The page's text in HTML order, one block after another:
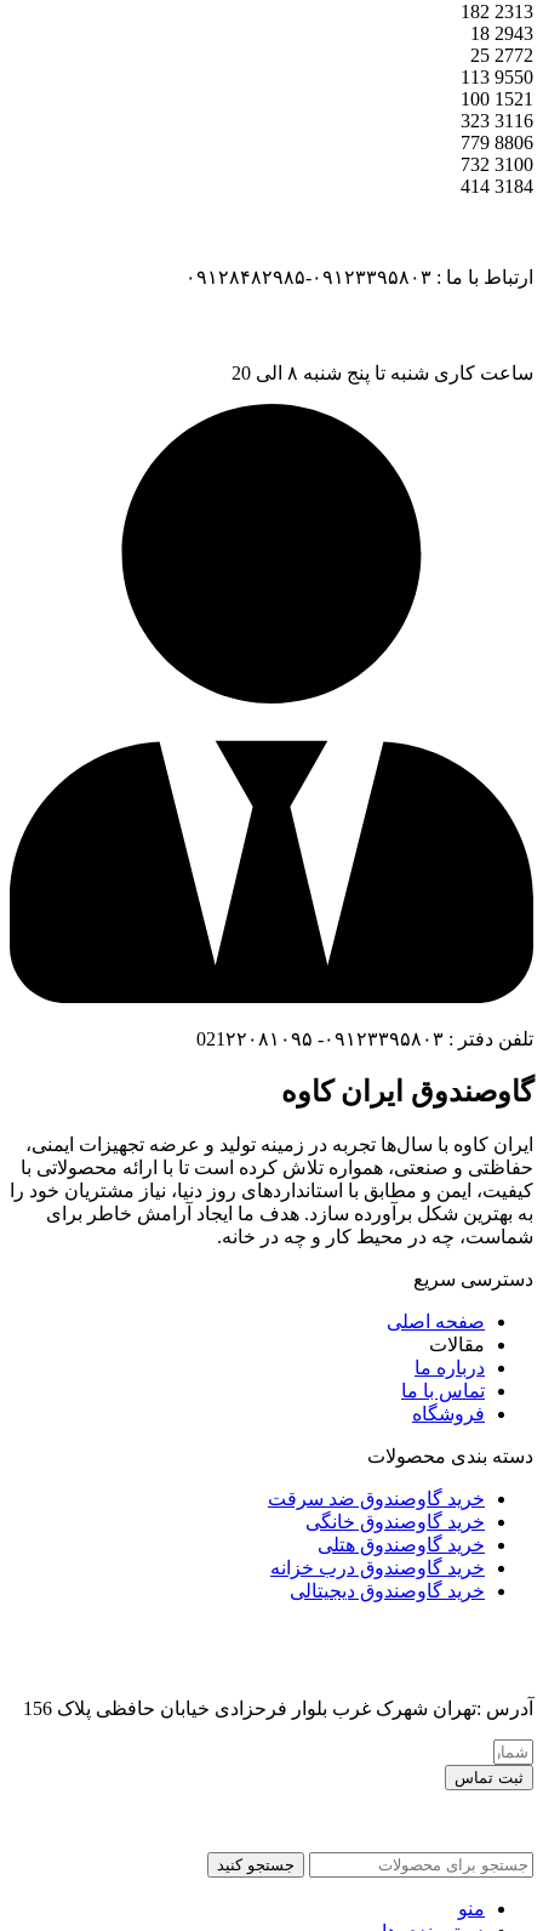
2313
182
2943
18
2772
25
9550
113
1521
100
3116
323
8806
779
3100
732
3184
414
ارتباط با ما : ۰۹۱۲۳۳۹۵۸۰۳-۰۹۱۲۸۴۸۲۹۸۵
ساعت کاری شنبه تا پنج شنبه ۸ الی 20
تلفن دفتر : ۰۹۱۲۳۳۹۵۸۰۳- 021۲۲۰۸۱۰۹۵
گاوصندوق ایران کاوه
ایران کاوه با سال‌ها تجربه در زمینه تولید و عرضه تجهیزات ایمنی،
حفاظتی و صنعتی، همواره تلاش کرده است تا با ارائه محصولاتی با
کیفیت، ایمن و مطابق با استانداردهای روز دنیا، نیاز مشتریان خود را
به بهترین شکل برآورده سازد. هدف ما ایجاد آرامش خاطر برای
شماست، چه در محیط کار و چه در خانه.
دسترسی سریع
صفحه اصلی
مقالات
درباره ما
تماس با ما
فروشگاه
دسته بندی محصولات
خرید گاوصندوق ضد سرقت
خرید گاوصندوق خانگی
خرید گاوصندوق هتلی
خرید گاوصندوق درب خزانه
خرید گاوصندوق دیجیتالی
آدرس :تهران شهرک غرب بلوار فرحزادی خیابان حافظی پلاک 156
ثبت تماس
جستجو کنید
منو